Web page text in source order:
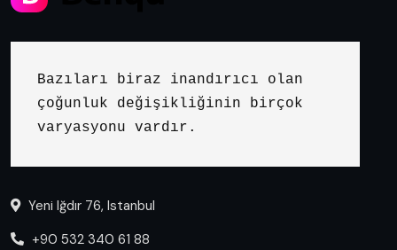
Bazıları biraz inandırıcı olan
çoğunluk değişikliğinin birçok
varyasyonu vardır.
Yeni Iğdır 76, Istanbul
+90 532 340 61 88